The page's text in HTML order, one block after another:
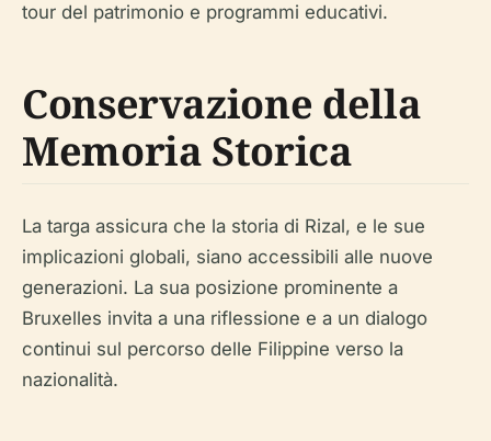
tour del patrimonio e programmi educativi.
Conservazione della
Memoria Storica
La targa assicura che la storia di Rizal, e le sue
implicazioni globali, siano accessibili alle nuove
generazioni. La sua posizione prominente a
Bruxelles invita a una riflessione e a un dialogo
continui sul percorso delle Filippine verso la
nazionalità.